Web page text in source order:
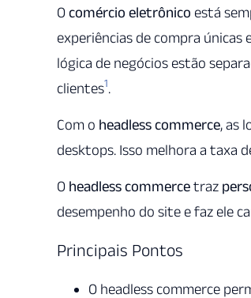
Ocomércio eletrônico está
experiências de compra únicas
lógica de negócios estão
clientes1.
Com o headless commerce, as
desktops. Isso melhora a taxa
O headless commercetraz
desempenho do site e faz ele
Principais Pontos
O headless commerce